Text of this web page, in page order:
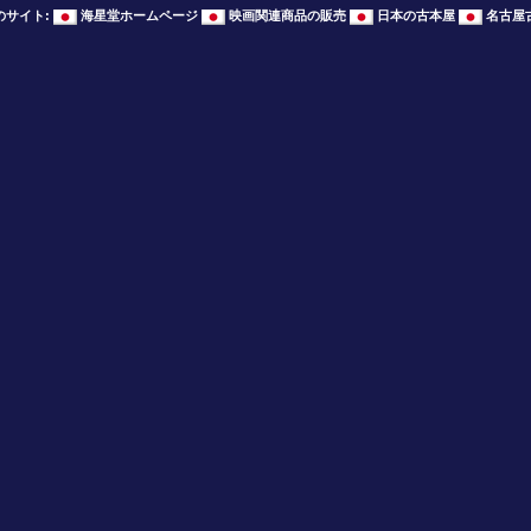
サイト : 海星堂ホームページ 映画関連商品の販売 日本の古本屋 名古屋